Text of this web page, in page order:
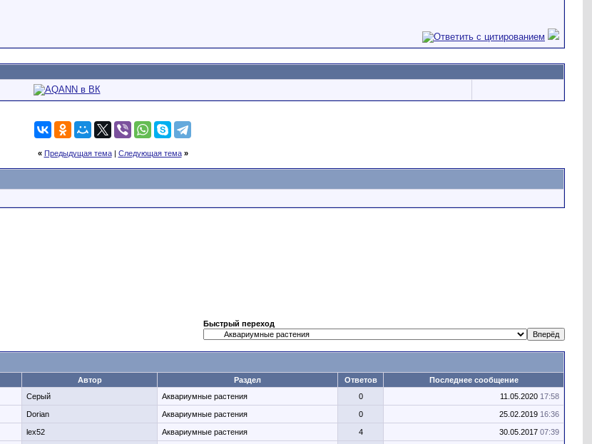
« Предыдущая тема| Следующая тема »
Быстрый переход
Автор Раздел Ответов
Последнее сообщение
Серый Аквариумные растения 0 11.05.2020 17:58
Dorian Аквариумные растения 0 25.02.2019 16:36
lex52 Аквариумные растения 4 30.05.2017 07:39